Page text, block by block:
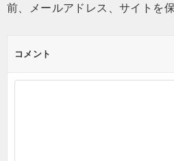
前、メールアドレス、サイトを保
コメント